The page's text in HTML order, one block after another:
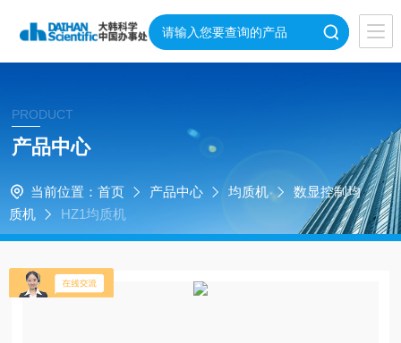
PRODUCT
产品中心
当前位置： 首页 产品中心 均质机
数显控制均
质机
HZ1均质机